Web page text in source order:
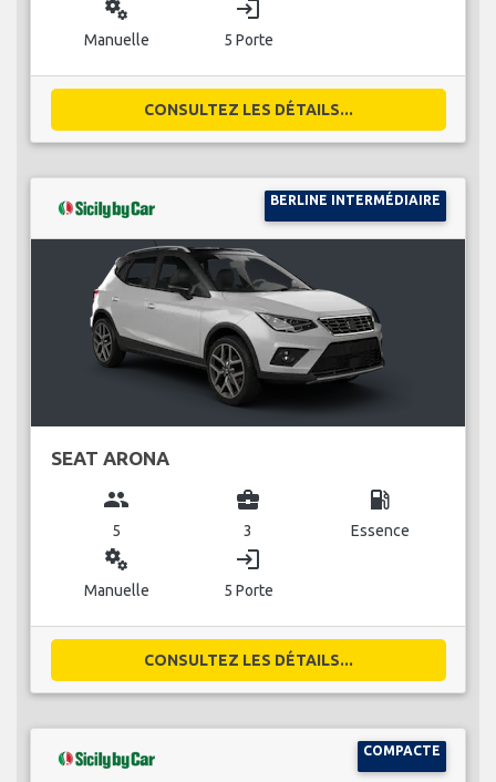
miscellaneous_services
Manuelle
login
5 Porte
CONSULTEZ LES DÉTAILS...
BERLINE INTERMÉDIAIRE
SEAT ARONA
group
5
business_center
3
local_gas_station
Essence
miscellaneous_services
Manuelle
login
5 Porte
CONSULTEZ LES DÉTAILS...
COMPACTE